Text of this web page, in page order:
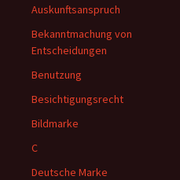
Auskunftsanspruch
Bekanntmachung von
Entscheidungen
Benutzung
Besichtigungsrecht
Bildmarke
C
Deutsche Marke